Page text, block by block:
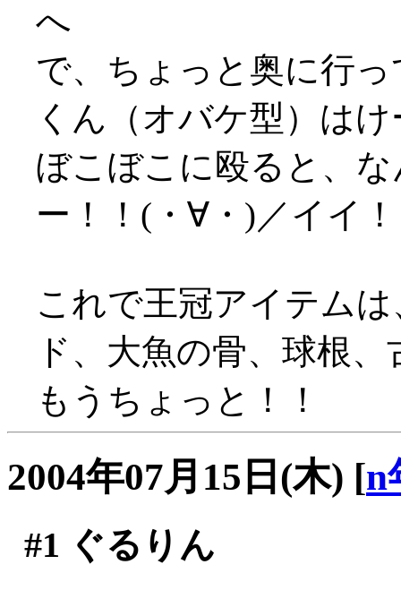
へ
で、ちょっと奥に行
くん（オバケ型）は
ぼこぼこに殴ると、
ー！！(・∀・)／イイ
これで王冠アイテム
ド、大魚の骨、球根
もうちょっと！！
2004年07月15日(木) [n
#1 ぐるりん